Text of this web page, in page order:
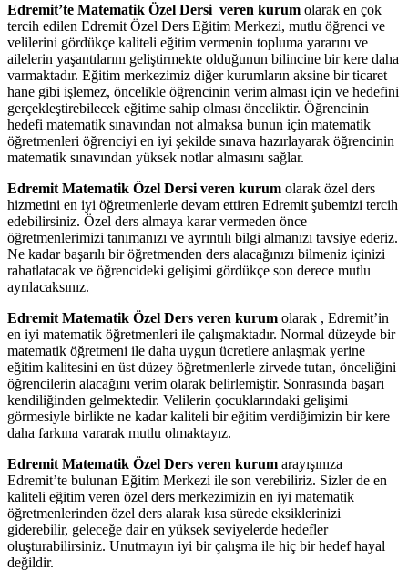
Edremit’te Matematik Özel Dersi veren kurum olarak en çok
tercih edilen Edremit Özel Ders Eğitim Merkezi, mutlu öğrenci ve
velilerini gördükçe kaliteli eğitim vermenin topluma yararını ve
ailelerin yaşantılarını geliştirmekte olduğunun bilincine bir kere daha
varmaktadır. Eğitim merkezimiz diğer kurumların aksine bir ticaret
hane gibi işlemez, öncelikle öğrencinin verim alması için ve hedefini
gerçekleştirebilecek eğitime sahip olması önceliktir. Öğrencinin
hedefi matematik sınavından not almaksa bunun için matematik
öğretmenleri öğrenciyi en iyi şekilde sınava hazırlayarak öğrencinin
matematik sınavından yüksek notlar almasını sağlar.
Edremit Matematik Özel Dersi veren kurum olarak özel ders
hizmetini en iyi öğretmenlerle devam ettiren Edremit şubemizi tercih
edebilirsiniz. Özel ders almaya karar vermeden önce
öğretmenlerimizi tanımanızı ve ayrıntılı bilgi almanızı tavsiye ederiz.
Ne kadar başarılı bir öğretmenden ders alacağınızı bilmeniz içinizi
rahatlatacak ve öğrencideki gelişimi gördükçe son derece mutlu
ayrılacaksınız.
Edremit Matematik Özel Ders veren kurum olarak , Edremit’in
en iyi matematik öğretmenleri ile çalışmaktadır. Normal düzeyde bir
matematik öğretmeni ile daha uygun ücretlere anlaşmak yerine
eğitim kalitesini en üst düzey öğretmenlerle zirvede tutan, önceliğini
öğrencilerin alacağını verim olarak belirlemiştir. Sonrasında başarı
kendiliğinden gelmektedir. Velilerin çocuklarındaki gelişimi
görmesiyle birlikte ne kadar kaliteli bir eğitim verdiğimizin bir kere
daha farkına vararak mutlu olmaktayız.
Edremit Matematik Özel Ders veren kurum arayışınıza
Edremit’te bulunan Eğitim Merkezi ile son verebiliriz. Sizler de en
kaliteli eğitim veren özel ders merkezimizin en iyi matematik
öğretmenlerinden özel ders alarak kısa sürede eksiklerinizi
giderebilir, geleceğe dair en yüksek seviyelerde hedefler
oluşturabilirsiniz. Unutmayın iyi bir çalışma ile hiç bir hedef hayal
değildir.